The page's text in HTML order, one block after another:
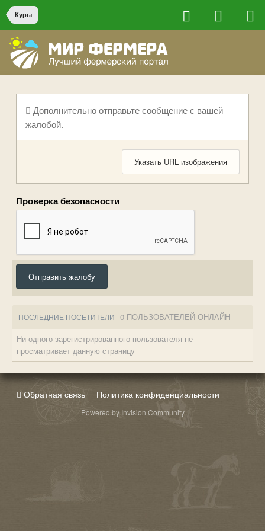
Куры
Дополнительно отправьте сообщение с вашей
жалобой.
Указать URL изображения
Проверка безопасности
Отправить жалобу
ПОСЛЕДНИЕ ПОСЕТИТЕЛИ 0 ПОЛЬЗОВАТЕЛЕЙ ОНЛАЙН
Ни одного зарегистрированного пользователя не
просматривает данную страницу
Обратная связь Политика конфиденциальности
Powered by Invision Community